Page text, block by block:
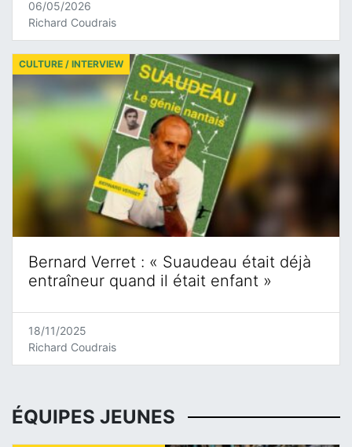
06/05/2026
Richard Coudrais
Bernard Verret : « Suaudeau était déjà
entraîneur quand il était enfant »
CULTURE / INTERVIEW
18/11/2025
Richard Coudrais
ÉQUIPES JEUNES